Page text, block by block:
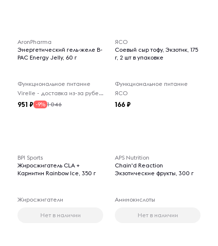
AronPharma
Энергетический гель-желе B-
PAC Energy Jelly, 60 г
Функциональное питание
Virelle - доставка из-за рубежа
951 -9% 1 046
ЯСО
Соевый сыр тофу, Экзотик, 175
г, 2 шт в упаковке
Функциональное питание
ЯСО
166
BPI Sports
Жиросжигатель CLA +
Карнитин Rainbow Ice, 350 г
Жиросжигатели
Нет в наличии
APS Nutrition
Chain'd Reaction
Экзотические фрукты, 300 г
Аминокислоты
Нет в наличии